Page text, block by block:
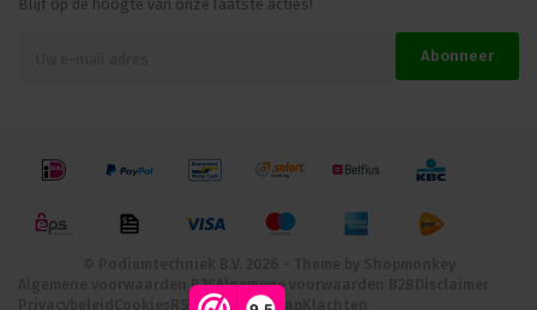
Blijf op de hoogte van onze laatste acties!
Abonneer
Algemene voorwaarden B2CAlgemene voorwaarden B2B
RSS-feed Site map